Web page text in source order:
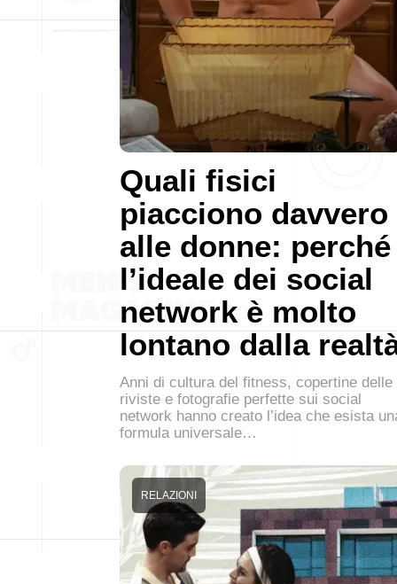
Quali fisici
piacciono davvero
alle donne: perché
l’ideale dei social
network è molto
lontano dalla
Anni di cultura del fitness, copertine delle
riviste e fotografie perfette sui social
network hanno creato l’idea che esista
formula universale…
RELAZIONI